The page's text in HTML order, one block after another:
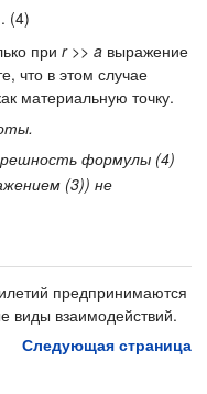
. (4)
при r>> a выражение
что в этом случае
материальную точку.
формулы (4)
(3)) не
предпринимаются
виды взаимодействий.
Следующая страница